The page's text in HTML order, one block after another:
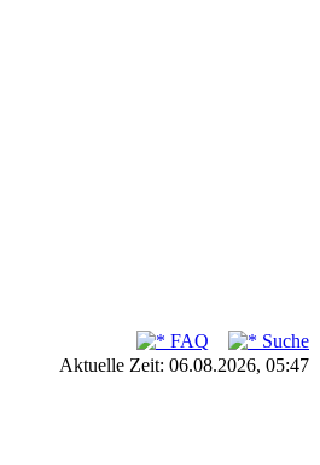
FAQ
Suche
Aktuelle Zeit: 06.08.2026, 05:47